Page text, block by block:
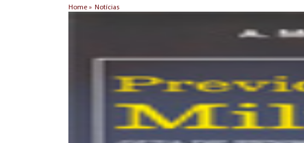
Home » Notícias